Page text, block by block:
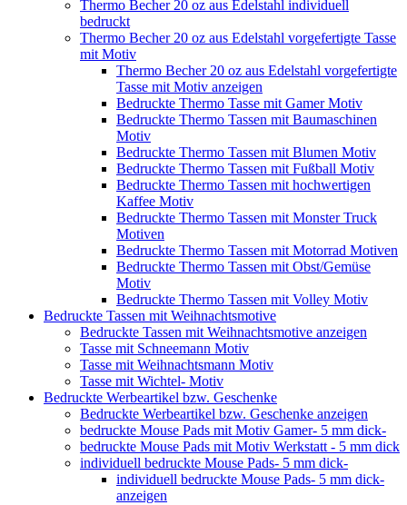
Thermo Becher 20 oz aus Edelstahl individuell
bedruckt
Thermo Becher 20 oz aus Edelstahl vorgefertigte Tasse
mit Motiv
Thermo Becher 20 oz aus Edelstahl vorgefertigte
Tasse mit Motiv anzeigen
Bedruckte Thermo Tasse mit Gamer Motiv
Bedruckte Thermo Tassen mit Baumaschinen
Motiv
Bedruckte Thermo Tassen mit Blumen Motiv
Bedruckte Thermo Tassen mit Fußball Motiv
Bedruckte Thermo Tassen mit hochwertigen
Kaffee Motiv
Bedruckte Thermo Tassen mit Monster Truck
Motiven
Bedruckte Thermo Tassen mit Motorrad Motiven
Bedruckte Thermo Tassen mit Obst/Gemüse
Motiv
Bedruckte Thermo Tassen mit Volley Motiv
Bedruckte Tassen mit Weihnachtsmotive
Bedruckte Tassen mit Weihnachtsmotive anzeigen
Tasse mit Schneemann Motiv
Tasse mit Weihnachtsmann Motiv
Tasse mit Wichtel- Motiv
Bedruckte Werbeartikel bzw. Geschenke
Bedruckte Werbeartikel bzw. Geschenke anzeigen
bedruckte Mouse Pads mit Motiv Gamer- 5 mm dick-
bedruckte Mouse Pads mit Motiv Werkstatt - 5 mm dick
individuell bedruckte Mouse Pads- 5 mm dick-
individuell bedruckte Mouse Pads- 5 mm dick-
anzeigen